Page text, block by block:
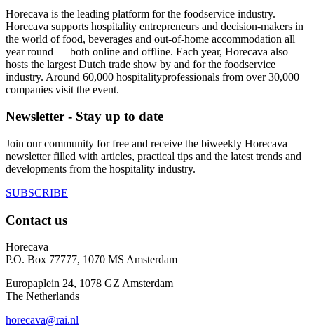
Horecava is the leading platform for the foodservice industry.
Horecava supports hospitality entrepreneurs and decision-makers in
the world of food, beverages and out-of-home accommodation all
year round — both online and offline. Each year, Horecava also
hosts the largest Dutch trade show by and for the foodservice
industry. Around 60,000 hospitalityprofessionals from over 30,000
companies visit the event.
Newsletter - Stay up to date
Join our community for free and receive the biweekly Horecava
newsletter filled with articles, practical tips and the latest trends and
developments from the hospitality industry.
SUBSCRIBE
Contact us
Horecava
P.O. Box 77777, 1070 MS Amsterdam
Europaplein 24, 1078 GZ Amsterdam
The Netherlands
horecava@rai.nl